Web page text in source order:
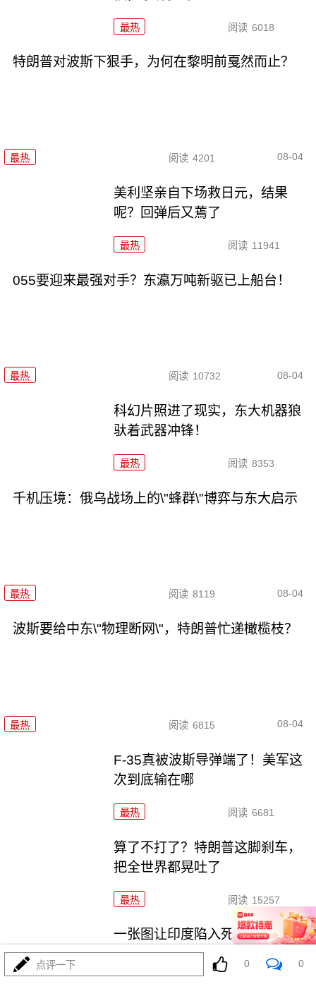
最热 阅读 6018
特朗普对波斯下狠手，为何在黎明前戛然而止？
最热 阅读 4201 08-04
美利坚亲自下场救日元，结果
呢？回弹后又蔫了
最热 阅读 11941
055要迎来最强对手？东瀛万吨新驱已上船台！
最热 阅读 10732 08-04
科幻片照进了现实，东大机器狼
驮着武器冲锋！
最热 阅读 8353
千机压境：俄乌战场上的\"蜂群\"博弈与东大启示
最热 阅读 8119 08-04
波斯要给中东\"物理断网\"，特朗普忙递橄榄枝？
最热 阅读 6815 08-04
F-35真被波斯导弹端了！美军这
次到底输在哪
最热 阅读 6681
算了不打了？特朗普这脚刹车，
把全世界都晃吐了
最热 阅读 15257
一张图让印度陷入死寂，五枚金
牌背后的终极真相
点评一下 0 0